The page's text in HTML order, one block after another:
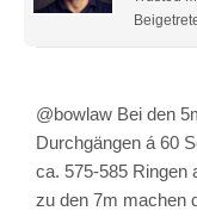
@bowlaw Bei den
Durchgängen á 60
ca. 575-585 Ringen
zu den 7m machen